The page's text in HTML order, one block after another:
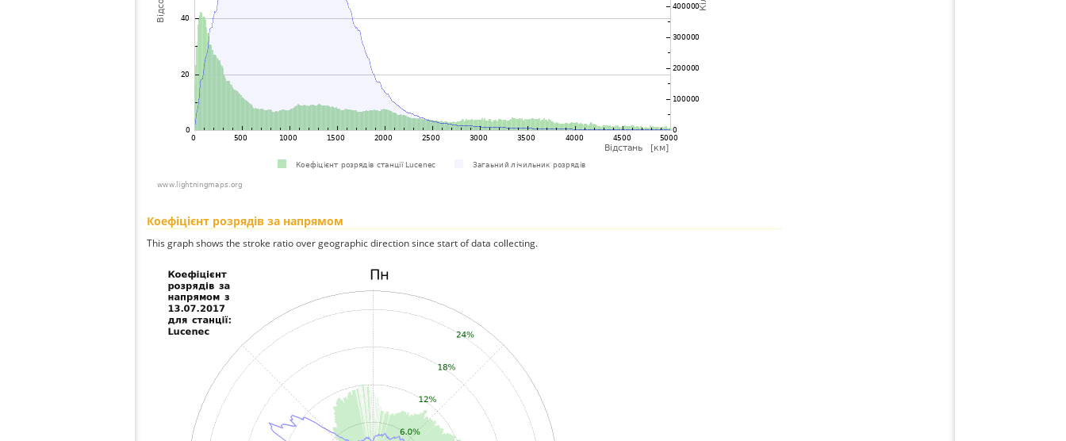
Коефіцієнт розрядів за напрямом
This graph shows the stroke ratio over geographic direction since start of data collecting.